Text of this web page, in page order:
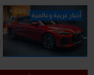
أخبار عربية وعالمية